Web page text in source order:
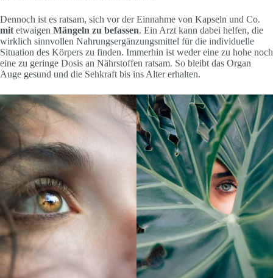
Dennoch ist es ratsam, sich vor der Einnahme von Kapseln und Co.
mitetwaigen Mängeln zu befassen. Ein Arzt kann dabei helfen, die
wirklich sinnvollen Nahrungsergänzungsmittel für die individuelle
Situation des Körpers zu finden. Immerhin ist weder eine zu hohe noch
eine zu geringe Dosis an Nährstoffen ratsam. So bleibt das Organ
Auge gesund und die Sehkraft bis ins Alter erhalten.